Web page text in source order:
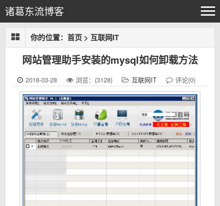
诸葛东流博客
你的位置： 首页 > 互联网IT
网站管理助手安装的mysql如何卸载方法
2018-03-28 浏览：(3128) 互联网IT 评论(0)